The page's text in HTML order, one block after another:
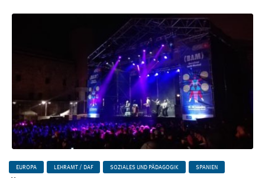
EUROPA LEHRAMT / DAF SOZIALES UND PÄDAGOGIK SPANIEN